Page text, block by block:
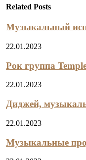
Related Posts
Музыкальный
22.01.2023
Рок группа
22.01.2023
Диджей,
22.01.2023
Музыкальные